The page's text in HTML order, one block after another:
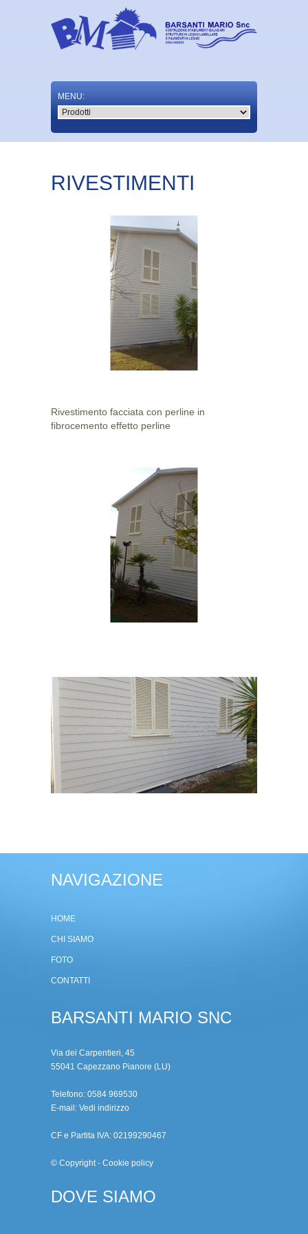
RIVESTIMENTI
Rivestimento facciata con perline in
fibrocemento effetto perline
NAVIGAZIONE
HOME
CHI SIAMO
FOTO
CONTATTI
BARSANTI MARIO SNC
Via dei Carpentieri, 45
55041 Capezzano Pianore (LU)
Telefono: 0584 969530
E-mail: Vedi indirizzo
CF e Partita IVA: 02199290467
© Copyright- Cookie policy
DOVE SIAMO